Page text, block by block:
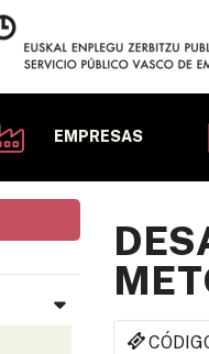
EMPRESAS